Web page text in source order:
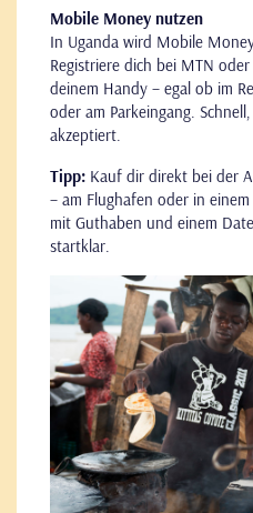
Mobile Money nutzen
In Uganda wird Mobile
Registriere dich bei MTN
deinem Handy – egal ob im
oder am Parkeingang.
akzeptiert.
Tipp: Kauf dir direkt bei der
– am Flughafen oder in
mit Guthaben und einem
startklar.